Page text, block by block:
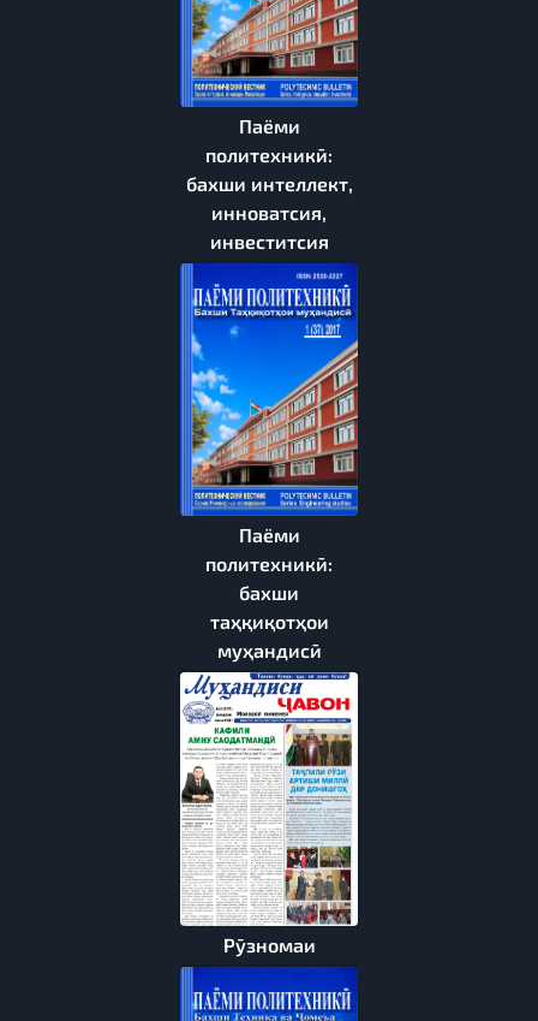
Паёми
политехникӣ:
бахши интеллект,
инноватсия,
инвеститсия
Паёми
политехникӣ:
бахши
таҳқиқотҳои
муҳандисӣ
Рӯзномаи